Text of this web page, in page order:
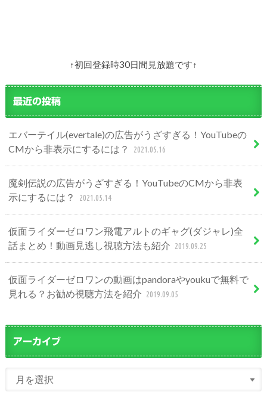
↑初回登録時30日間見放題です↑
最近の投稿
エバーテイル(evertale)の広告がうざすぎる！YouTubeの
CMから非表示にするには？
2021.05.16
魔剣伝説の広告がうざすぎる！YouTubeのCMから非表
示にするには？
2021.05.14
仮面ライダーゼロワン飛電アルトのギャグ(ダジャレ)全
話まとめ！動画見逃し視聴方法も紹介 2019.09.25
仮面ライダーゼロワンの動画はpandoraやyoukuで無料で
見れる？お勧め視聴方法を紹介 2019.09.05
アーカイブ